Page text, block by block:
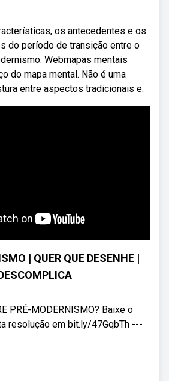
os antecedentes e os
do período de transição entre o
Webmapas mentais
do mapa mental. Não é uma
entre aspectos tradicionais e.
| QUER QUE DESENHE |
PRÉ-MODERNISMO? Baixe o
resolução em bit.ly/47GqbTh ---